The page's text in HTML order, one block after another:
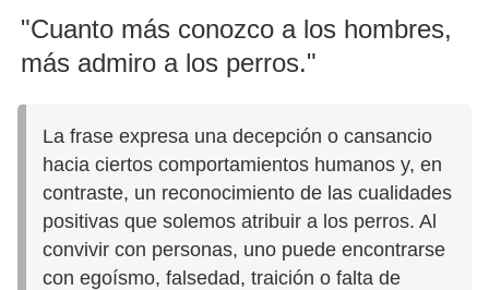
"Cuanto más conozco a los hombres,
más admiro a los perros."
La frase expresa una decepción o cansancio
hacia ciertos comportamientos humanos y, en
contraste, un reconocimiento de las cualidades
positivas que solemos atribuir a los perros. Al
convivir con personas, uno puede encontrarse
con egoísmo, falsedad, traición o falta de